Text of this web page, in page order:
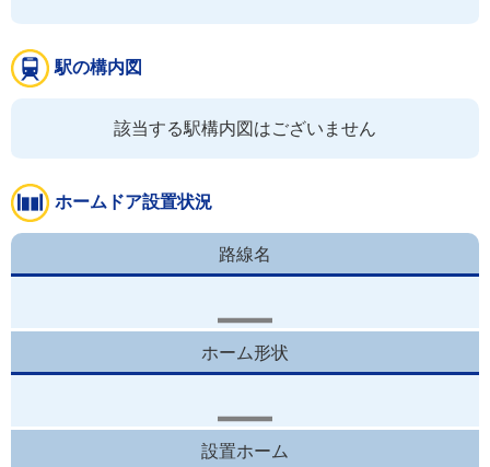
駅の構内図
該当する駅構内図はございません
ホームドア設置状況
路線名
ホーム形状
設置ホーム